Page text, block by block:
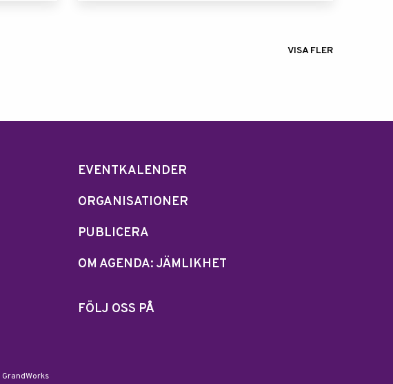
VISA FLER
EVENTKALENDER
ORGANISATIONER
PUBLICERA
OM AGENDA: JÄMLIKHET
FÖLJ OSS PÅ
GrandWorks